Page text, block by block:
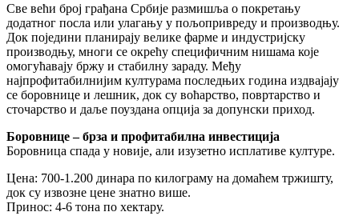
Све већи број грађана Србије размишља о покретању
додатног посла или улагању у пољопривреду и производњу.
Док поједини планирају велике фарме и индустријску
производњу, многи се окрећу специфичним нишама које
омогућавају бржу и стабилну зараду. Међу
најпрофитабилнијим културама последњих година издвајају
се боровнице и лешник, док су воћарство, повртарство и
сточарство и даље поуздана опција за допунски приход.
Боровнице – брза и профитабилна инвестиција
Боровница спада у новије, али изузетно исплативе културе.
Цена: 700-1.200 динара по килограму на домаћем тржишту,
док су извозне цене знатно више.
Принос: 4-6 тона по хектару.